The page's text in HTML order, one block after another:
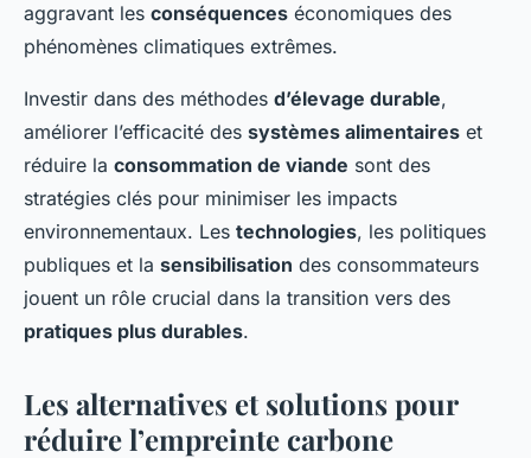
aggravant les conséquences économiques des
phénomènes climatiques extrêmes.
Investir dans des méthodes d’élevage durable,
améliorer l’efficacité des systèmes alimentaires et
réduire la consommation de viande sont des
stratégies clés pour minimiser les impacts
environnementaux. Les technologies, les politiques
publiques et la sensibilisation des consommateurs
jouent un rôle crucial dans la transition vers des
pratiques plus durables.
Les alternatives et solutions pour
réduire l’empreinte carbone